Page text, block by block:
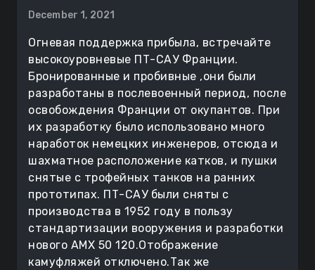
December 1, 2021
Огневая поддержка прибыла, встречайте
высокоуровневые ПТ-САУ Франции.
Бронированные и пробивные ,они были
разработаны в послевоенный период, после
освобождения Франции от окупантов. При
их разработку было использовано много
наработок немецких инженеров, отсюда и
шахматное расположение катков, и пушки
снятые с трофейных танков на ранних
прототипах. ПТ-САУ были сняты с
производства в 1952 году в пользу
стандартизации вооружения и разработки
нового AMX 50 120.Отображение
камуфляжей отключено.Так же